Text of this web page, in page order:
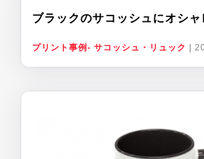
ブラックのサコッシュにオシ
プリント事例- サコッシュ・リュック